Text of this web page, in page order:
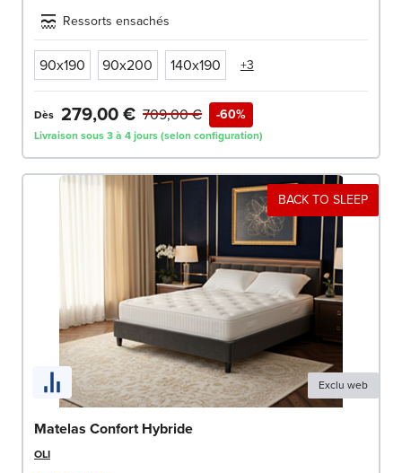
Ressorts ensachés
90x190 90x200 140x190 +3
Dès 279,00 € -60%
709,00 €
Livraison sous 3 à 4 jours (selon configuration)
BACK TO SLEEP
Exclu web
Matelas Confort Hybride
OLI